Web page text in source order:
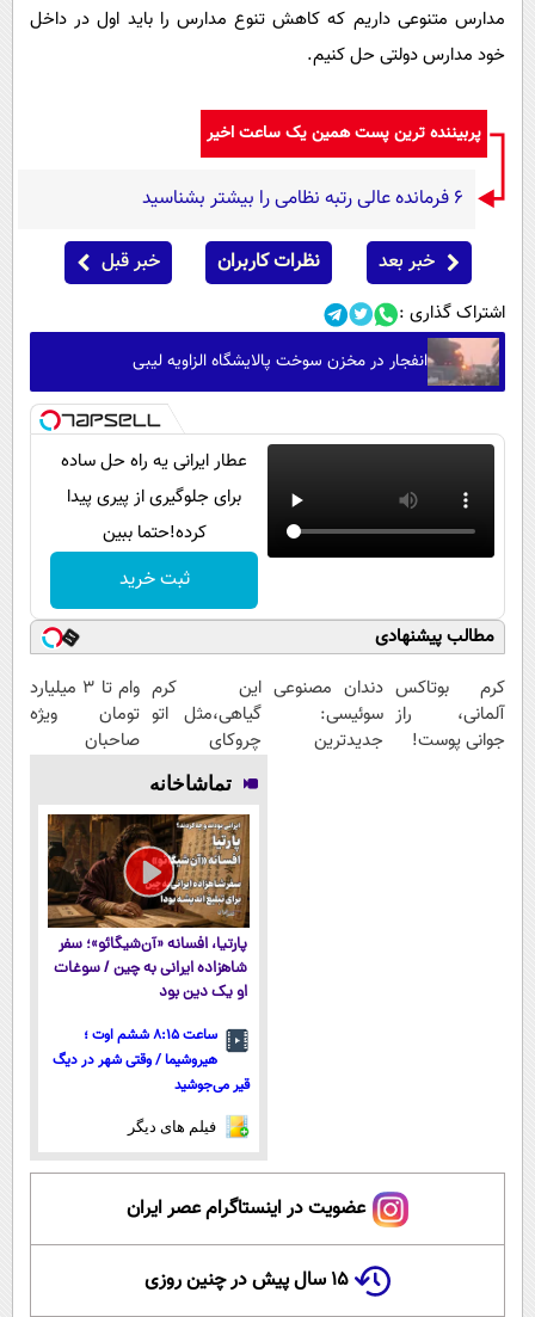
مدارس متنوعی داریم که کاهش تنوع مدارس را باید اول در داخل
خود مدارس دولتی حل کنیم.
پربیننده ترین پست همین یک ساعت اخیر
۶ فرمانده عالی رتبه نظامی را بیشتر بشناسید
خبر بعد نظرات کاربران خبر قبل
اشتراک گذاری :
انفجار در مخزن سوخت پالایشگاه الزاویه لیبی
عطار ایرانی یه راه حل ساده
برای جلوگیری از پیری پیدا
کرده!حتما ببین
ثبت خرید
مطالب پیشنهادی
کرم بوتاکس
آلمانی، راز
جوانی پوست!
دندان مصنوعی
سوئیسی:
جدیدترین
این کرم
گیاهی،مثل اتو
چروکای
پوستتوصاف
میکنه!50%تخفیف
وام تا ۳ میلیارد
تومان ویژه
صاحبان
حضوری
تماشاخانه
پارتیا، افسانه «آن‌شیگائو»؛ سفر
شاهزاده ایرانی به چین / سوغات
او یک دین بود
ساعت ۸:۱۵ ششم اوت ؛
هیروشیما / وقتی شهر در دیگ
قیر می‌جوشید
فیلم های دیگر
عضویت در اینستاگرام عصر ایران
۱۵ سال پیش در چنین روزی